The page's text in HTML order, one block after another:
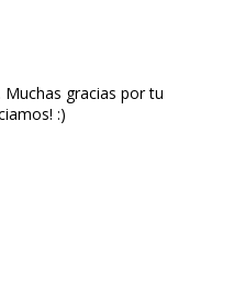
gracias por tu
:)